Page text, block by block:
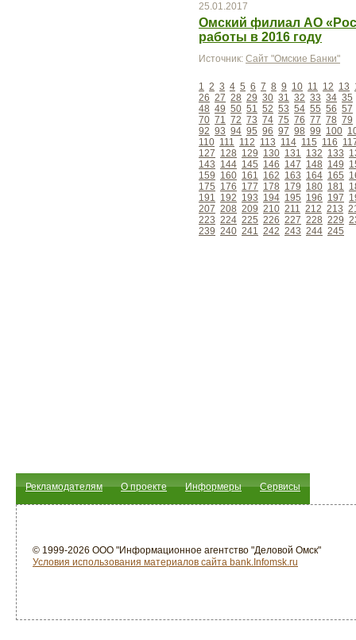
25.01.2017
Омский филиал АО
работы в 2016 году
Источник: Сайт "Омские Банки"
1 2 3 4 5 6 7 8 9 10 11 12 13
26 27 28 29 30 31 32 33 34 35
48 49 50 51 52 53 54 55 56 57
70 71 72 73 74 75 76 77 78 79
92 93 94 95 96 97 98 99 100
110 111 112 113 114 115 116
127 128 129 130 131 132 133
143 144 145 146 147 148 149
159 160 161 162 163 164 165
175 176 177 178 179 180 181
191 192 193 194 195 196 197
207 208 209 210 211 212 213
223 224 225 226 227 228 229
239 240 241 242 243 244 245
Рекламодателям О проекте Информеры Сервисы
© 1999-2026 ООО "Информационное агентство "Деловой Омск"
Условия использования материалов сайта bank.Infomsk.ru